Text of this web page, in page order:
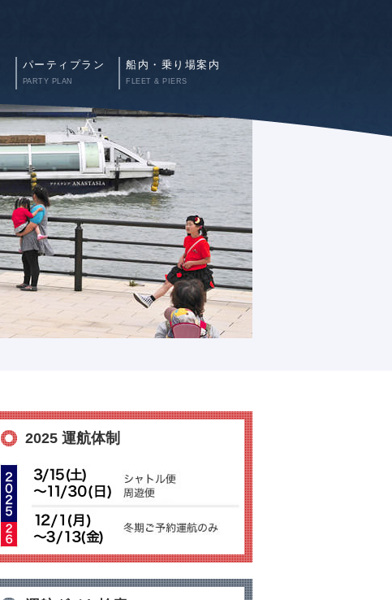
パーティプラン
PARTY PLAN
船内・乗り場案内
FLEET & PIERS
2025 運航体制